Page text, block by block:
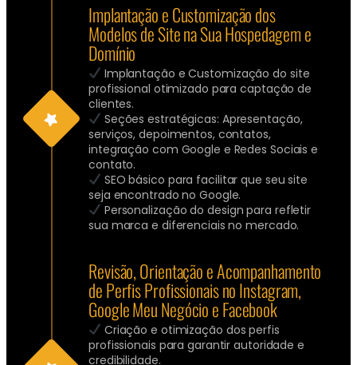
Implantação e Customização dos
Modelos de Site na Sua Hospedagem e
Domínio
Implantação e Customização do site
profissional otimizado para captação de
clientes.
Seções estratégicas: Apresentação,
serviços, depoimentos, contatos,
integração com Google e Redes Sociais e
contato.
SEO básico para facilitar que seu site
seja encontrado no Google.
Personalização do design para refletir
sua marca e diferenciais no mercado.
Revisão, Orientação e Acompanhamento
de Perfis Profissionais no Instagram,
Google Meu Negócio e Facebook
Criação e otimização dos perfis
profissionais para garantir autoridade e
credibilidade.